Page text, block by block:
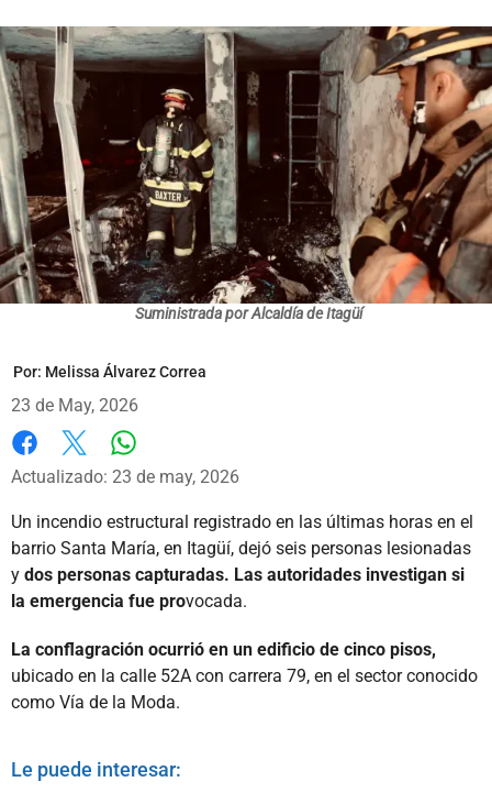
Suministrada por Alcaldía de Itagüí
Por: Melissa Álvarez Correa
23 de May, 2026
Facebook
X
Actualizado: 23 de may, 2026
Un incendio estructural registrado en las últimas horas en el
barrio Santa María, en Itagüí, dejó seis personas lesionadas
y dos personas capturadas. Las autoridades investigan si
la emergencia fue provocada.
La conflagración ocurrió en un edificio de cinco pisos,
ubicado en la calle 52A con carrera 79, en el sector conocido
como Vía de la Moda.
Le puede interesar: